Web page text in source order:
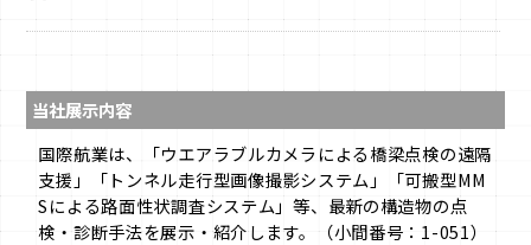
当社展示内容
国際航業は、「ウエアラブルカメラによる橋梁点検の遠隔
支援」「トンネル走行型画像撮影システム」「可搬型MM
Sによる路面性状調査システム」等、最新の構造物の点
検・診断手法を展示・紹介します。（小間番号：1-051）